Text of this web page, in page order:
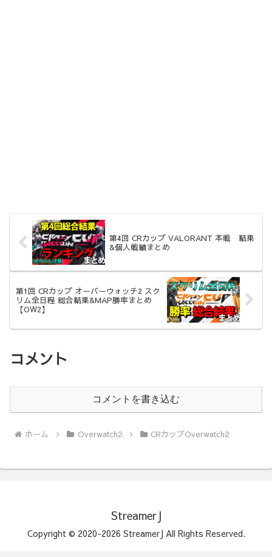
第4回 CRカップ VALORANT 本戦 結果
&個人戦績まとめ
第1回 CRカップ オーバーウォッチ2 スク
リム全日程 総合結果&MAP勝率まとめ
【OW2】
コメント
コメントを書き込む
ホーム Overwatch2 CRカップOverwatch2
StreamerJ
Copyright © 2020-2026 StreamerJ All Rights Reserved.